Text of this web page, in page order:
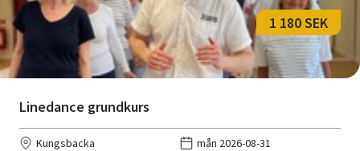
Linedance grundkurs
1 180 SEK
Kungsbacka
mån 2026-08-31